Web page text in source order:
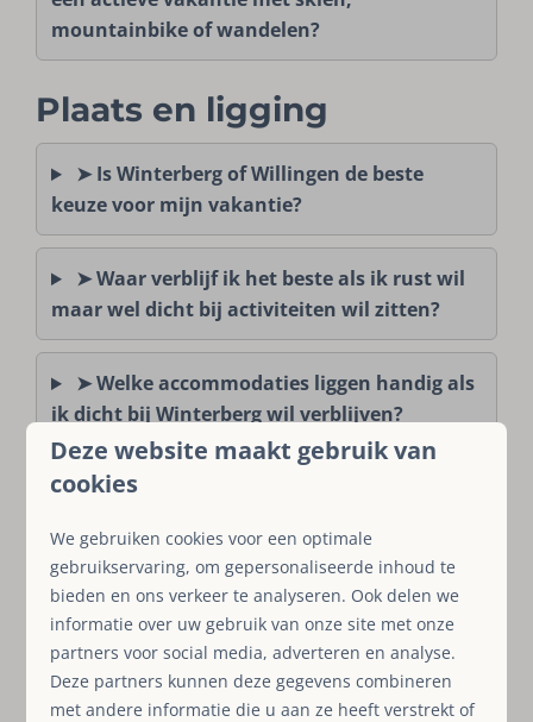
mountainbike of wandelen?
Plaats en ligging
➤ Is Winterberg of Willingen de beste
keuze voor mijn vakantie?
➤ Waar verblijf ik het beste als ik rust wil
maar wel dicht bij activiteiten wil zitten?
➤ Welke accommodaties liggen handig als
ik dicht bij Winterberg wil verblijven?
Thema's en voorzieningen
➤ Welke vakantiehuizen zijn geschikt als
ik met hond reis?
➤ Welke accommodaties zijn sterk als ik
sauna, wellness of hottub belangrijk vind?
Deze website maakt gebruik van
cookies
We gebruiken cookies voor een optimale
gebruikservaring, om gepersonaliseerde inhoud te
bieden en ons verkeer te analyseren. Ook delen we
informatie over uw gebruik van onze site met onze
partners voor social media, adverteren en analyse.
Deze partners kunnen deze gegevens combineren
met andere informatie die u aan ze heeft verstrekt of